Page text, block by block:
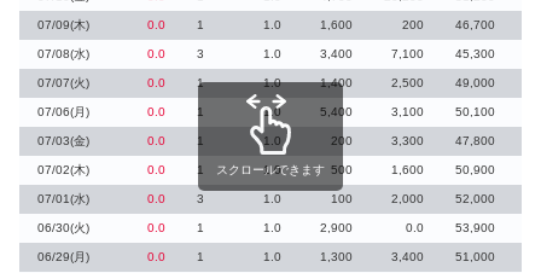
07/09(木) 0.0 1 1.0 1,600 200 46,700
07/08(水) 0.0 3 1.0 3,400 7,100 45,300
07/07(火) 0.0 1 1.0 1,400 2,500 49,000
07/06(月) 0.0 1 1.0 5,400 3,100 50,100
07/03(金) 0.0 1 1.0 200 3,300 47,800
07/02(木) 0.0 1 1.0 500 1,600 50,900
07/01(水) 0.0 3 1.0 100 2,000 52,000
06/30(火) 0.0 1 1.0 2,900 0.0 53,900
06/29(月) 0.0 1 1.0 1,300 3,400 51,000
スクロールできます